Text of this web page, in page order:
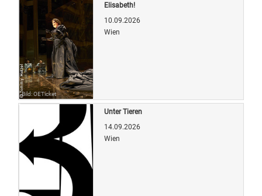
Bild: OETicket
Elisabeth!
10.09.2026
Wien
Unter Tieren
14.09.2026
Wien